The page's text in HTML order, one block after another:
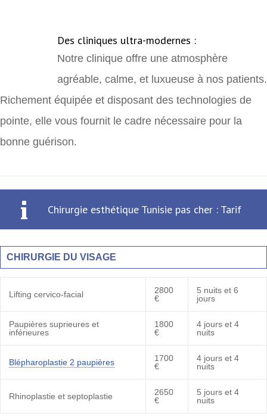
Des cliniques ultra-modernes :
Notre clinique offre une atmosphère
agréable, calme, et luxueuse à nos patients.
Richement équipée et disposant des technologies de
pointe, elle vous fournit le cadre nécessaire pour la
bonne guérison.
Chirurgie esthétique Tunisie pas cher : Tarif
CHIRURGIE DU VISAGE
Lifting cervico-facial
2800
€
5 nuits et 6
jours
Paupières suprieures et
inférieures
1800
€
4 jours et 4
nuits
Blépharoplastie 2 paupières
1700
€
4 jours et 4
nuits
Rhinoplastie et septoplastie
2650
€
5 jours et 4
nuits